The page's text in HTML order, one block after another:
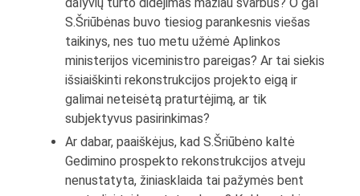
S.Šriūbėnas buvo tiesiog parankesnis viešas
taikinys, nes tuo metu užėmė Aplinkos
ministerijos viceministro pareigas? Ar tai siekis
išsiaiškinti rekonstrukcijos projekto eigą ir
galimai neteisėtą praturtėjimą, ar tik
subjektyvus pasirinkimas?
Ar dabar, paaiškėjus, kad S.Šriūbėno kaltė
Gedimino prospekto rekonstrukcijos atveju
nenustatyta, žiniasklaida tai pažymės bent